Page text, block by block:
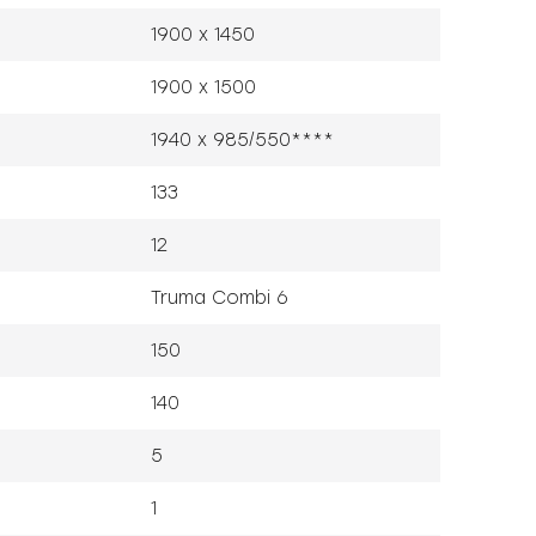
1900 x 1450
1900 x 1500
1940 x 985/550****
133
12
Truma Combi 6
150
140
5
1